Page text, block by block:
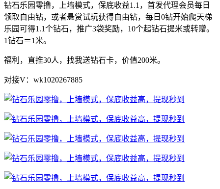
钻石乐园零撸，上墙模式，保底收益1.1，首发代理会员每日
领取自由钻，或者悬赏试玩获得自由钻，每日0钻开始爬天梯
乐园可得1.1个钻石，推广3袋奖励，10个起钻石提米或转赠。
1钻石＝1米。
福利，直推30人，找我送钻石卡，价值200米。
对接V：wk1020267885